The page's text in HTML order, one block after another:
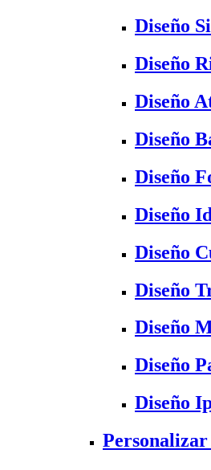
Diseño
Diseño
Diseño
Diseño
Diseño
Diseño
Diseño
Diseño
Diseño
Diseño
Diseño
Personalizar